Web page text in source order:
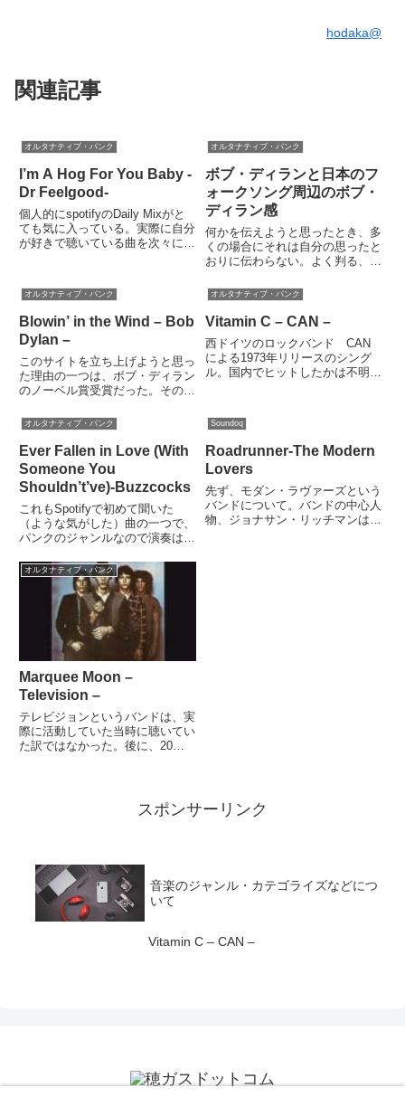
hodaka@
関連記事
オルタナティブ・パンク
I’m A Hog For You Baby -
Dr Feelgood-
個人的にspotifyのDaily Mixがと
ても気に入っている。実際に自分
が好きで聴いている曲を次々に出
び出す辺りが案外と悪くない。ま
あ、ソコソコ心地よいのである。
実際に自分のD...
オルタナティブ・パンク
ボブ・ディランと日本のフ
ォークソング周辺のボブ・
ディラン感
何かを伝えようと思ったとき、多
くの場合にそれは自分の思ったと
おりに伝わらない。よく判る、と
でその人が持っているデータや固
有の気質などを通した時に、自分
がアウトプットしたものをその人
る...
オルタナティブ・パンク
Blowin’ in the Wind – Bob
Dylan –
このサイトを立ち上げようと思っ
た理由の一つは、ボブ・ディラン
のノーベル賞受賞だった。その前
ろうと思ったことはあったのだ
が、果たしてそれを誰が見るんだ
という思いもあった。しかし、ノ
ーベル賞だ。ディランのファンじ
ゃ...
オルタナティブ・パンク
Vitamin C – CAN –
西ドイツのロックバンド CAN
による1973年リリースのシング
ル。国内でヒットしたかは不明。
ジャンルに多大な影響を与えたと
か。歌の意味は「あなた、ビタミ
ンCを失ってますよ！」という事
で良いのだと思う。だから何？と
言われても・・・
オルタナティブ・パンク
Ever Fallen in Love (With
Someone You
Shouldn’t’ve)-Buzzcocks
これもSpotifyで初めて聞いた
（ような気がした）曲の一つで、
パンクのジャンルなので演奏は粗
クなものがあるなと思い、あまり
よく調べずにオールディーズのリ
メイクと勘違いしていた。出元は
判らないけど聞いたことがあ...
Soundoq
Roadrunner-The Modern
Lovers
先ず、モダン・ラヴァーズという
バンドについて。バンドの中心人
物、ジョナサン・リッチマンはベ
オルタナティブ・パンク
Marquee Moon –
Television –
テレビジョンというバンドは、実
際に活動していた当時に聴いてい
た訳ではなかった。後に、20代
て、「すげえいいっすよ」と言わ
れて「じゃあ聞いてみようかな」スポンサーリンク
音楽のジャンル・カテゴライズなどにつ
いて
Vitamin C – CAN –